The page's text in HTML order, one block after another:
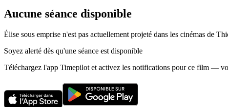
Aucune séance disponible
Élise sous emprise n'est pas actuellement projeté dans les cinémas de
Soyez alerté dès qu'une séance est disponible
Téléchargez l'app Timepilot et activez les notifications pour ce film —